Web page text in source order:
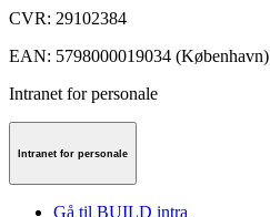
CVR: 29102384
EAN: 5798000019034 (København)
Intranet for personale
Intranet for personale
Gå til BUILD intra